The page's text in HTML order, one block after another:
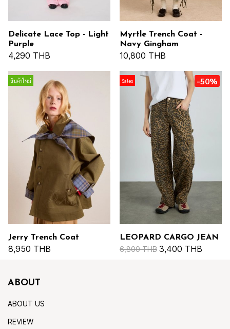
Delicate Lace Top - Light
Purple
4,290 THB
Myrtle Trench Coat -
Navy Gingham
10,800 THB
สินค้าใหม่
Jerry Trench Coat
8,950 THB
Sales -50%
LEOPARD CARGO JEAN
6,800 THB 3,400 THB
ABOUT
ABOUT US
REVIEW